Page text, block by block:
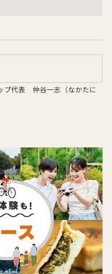
プ代表 仲谷一志（なかたに